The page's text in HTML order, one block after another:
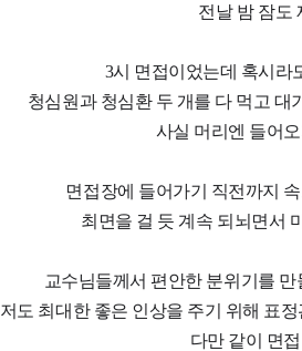
전날 밤 잠도
3시 면접이었는데 혹시라
청심원과 청심환 두 개를 다 먹고
사실 머리엔 들어
면접장에 들어가기 직전까지
최면을 걸 듯 계속 되뇌면서
교수님들께서 편안한 분위기를
저도 최대한 좋은 인상을 주기 위해 표
다만 같이 면